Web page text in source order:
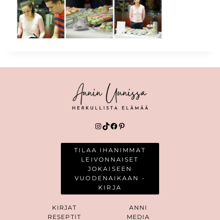
Instagram
TikTok
Facebook
Pinterest
TILAA IHANIMMAT
LEIVONNAISET
JOKAISEEN
VUODENAIKAAN -
KIRJA
KIRJAT
RESEPTIT
ANNI
MEDIA